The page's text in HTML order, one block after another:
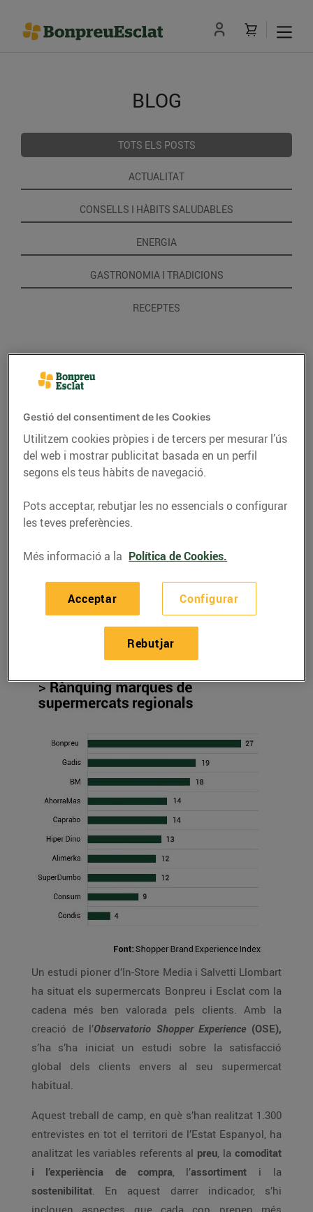
BLOG
TOTS ELS POSTS
ACTUALITAT
CONSELLS I HÀBITS SALUDABLES
ENERGIA
GASTRONOMIA I TRADICIONS
RECEPTES
ACTUALITAT
Bon Preu és escollit
com la millor cadena
de supermercats
regionals
Un estudi pioner d’In-Store Media i Salvetti Llombart
ha situat els supermercats Bonpreu i Esclat com la
cadena més ben valorada pels clients. Amb la
creació de l’Observatorio Shopper Experience (OSE),
s’ha s’ha iniciat un estudi sobre la satisfacció
global dels clients envers al seu supermercat
habitual.
Aquest treball de camp, en què s’han realitzat 1.300
entrevistes en tot el territori de l’Estat Espanyol, ha
analitzat les variables referents al preu, la comoditat
i l’experiència de compra, l’assortiment i la
sostenibilitat. En aquest darrer indicador, s’hi
inclouen aspectes que cada cop prenen més
Gestió del consentiment de les Cookies
Utilitzem cookies pròpies i de tercers per mesurar l’ús
del web i mostrar publicitat basada en un perfil
segons els teus hàbits de navegació.
Pots acceptar, rebutjar les no essencials o configurar
les teves preferències.
Més informació a la Política de Cookies.
Configurar
Rebutjar
Acceptar